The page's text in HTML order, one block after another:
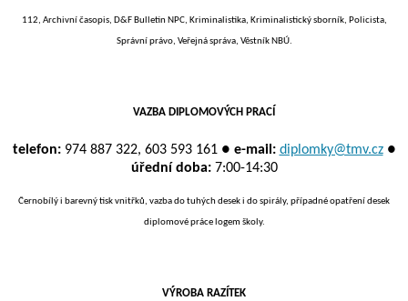
112, Archivní časopis, D&F Bulletin NPC, Kriminalistika, Kriminalistický sborník, Policista,
Správní právo, Veřejná správa, Věstník NBÚ.
VAZBA DIPLOMOVÝCH PRACÍ
telefon:974 887 322, 603 593 161 ● e-mail: diplomky@tmv.cz●
úřední doba:7:00-14:30
Černobílý i barevný tisk vnitřků, vazba do tuhých desek i do spirály, případné opatření desek
diplomové práce logem školy.
VÝROBA RAZÍTEK